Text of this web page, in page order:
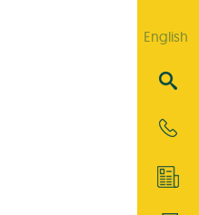
English